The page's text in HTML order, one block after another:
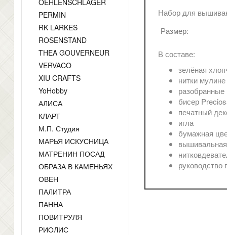
OEHLENSCHLÄGER
PERMIN
RK LARKES
ROSENSTAND
THEA GOUVERNEUR
VERVACO
XIU CRAFTS
YoHobby
АЛИСА
КЛАРТ
М.П. Студия
МАРЬЯ ИСКУСНИЦА
МАТРЕНИН ПОСАД
ОБРАЗА В КАМЕНЬЯХ
ОВЕН
ПАЛИТРА
ПАННА
ПОВИТРУЛЯ
РИОЛИС
Набор для
Размер:
В составе:
зелёная
нитки
разобранные
бисер
печатный
игла
бумажная